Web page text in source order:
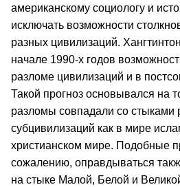
американскому социологу и
исключать возможности
разных цивилизаций.
начале 1990‑х годов
разломе цивилизаций и в
Такой прогноз основывался на
разломы совпадали со стыками
субцивилизаций как в мире
христианском мире. Подобные
сожалению, оправдываться
на стыке Малой, Белой и